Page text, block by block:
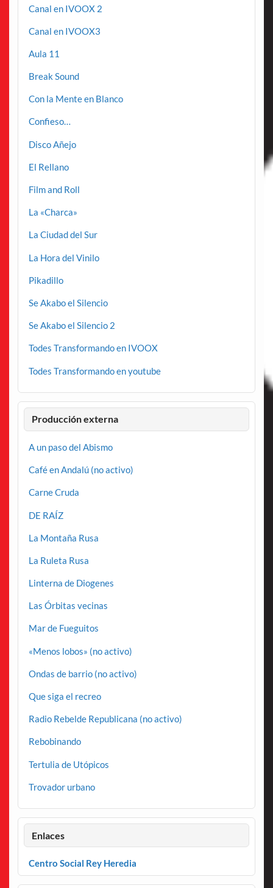
Canal en IVOOX 2
Canal en IVOOX3
Aula 11
Break Sound
Con la Mente en Blanco
Confieso…
Disco Añejo
El Rellano
Film and Roll
La «Charca»
La Ciudad del Sur
La Hora del Vinilo
Pikadillo
Se Akabo el Silencio
Se Akabo el Silencio 2
Todes Transformando en IVOOX
Todes Transformando en youtube
Producción externa
A un paso del Abismo
Café en Andalú (no activo)
Carne Cruda
DE RAÍZ
La Montaña Rusa
La Ruleta Rusa
Linterna de Diogenes
Las Órbitas vecinas
Mar de Fueguitos
«Menos lobos» (no activo)
Ondas de barrio (no activo)
Que siga el recreo
Radio Rebelde Republicana (no activo)
Rebobinando
Tertulia de Utópicos
Trovador urbano
Enlaces
Centro Social Rey Heredia